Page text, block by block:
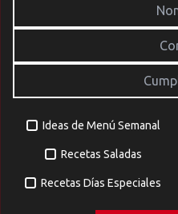
Ideas de Menú Semanal
Recetas Saladas
Recetas Días Especiales